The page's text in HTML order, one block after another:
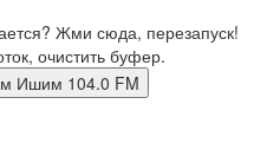
Жми сюда, перезапуск!
очистить буфер.
фм Ишим 104.0 FM